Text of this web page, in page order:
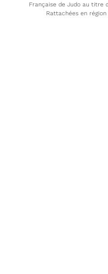
Française de Judo au titre
Rattachées en